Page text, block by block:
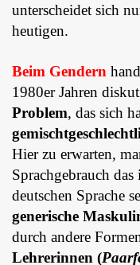
unterscheidet sich
heutigen.
Beim Gendern
1980er Jahren
Problem, das sich
Hier zu erwarten,
Sprachgebrauch
deutschen Sprache
generische
durch andere
Lehrerinnen (